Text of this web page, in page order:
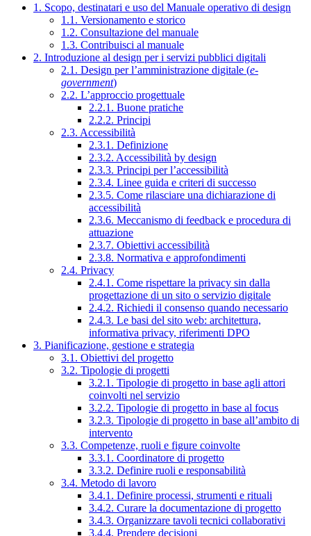
1. Scopo, destinatari e uso del Manuale operativo di design
1.1. Versionamento e storico
1.2. Consultazione del manuale
1.3. Contribuisci al manuale
2. Introduzione al design per i servizi pubblici digitali
2.1. Design per l’amministrazione digitale (e-
government)
2.2. L’approccio progettuale
2.2.1. Buone pratiche
2.2.2. Principi
2.3. Accessibilità
2.3.1. Definizione
2.3.2. Accessibilità by design
2.3.3. Principi per l’accessibilità
2.3.4. Linee guida e criteri di successo
2.3.5. Come rilasciare una dichiarazione di
accessibilità
2.3.6. Meccanismo di feedback e procedura di
attuazione
2.3.7. Obiettivi accessibilità
2.3.8. Normativa e approfondimenti
2.4. Privacy
2.4.1. Come rispettare la privacy sin dalla
progettazione di un sito o servizio digitale
2.4.2. Richiedi il consenso quando necessario
2.4.3. Le basi del sito web: architettura,
informativa privacy, riferimenti DPO
3. Pianificazione, gestione e strategia
3.1. Obiettivi del progetto
3.2. Tipologie di progetti
3.2.1. Tipologie di progetto in base agli attori
coinvolti nel servizio
3.2.2. Tipologie di progetto in base al focus
3.2.3. Tipologie di progetto in base all’ambito di
intervento
3.3. Competenze, ruoli e figure coinvolte
3.3.1. Coordinatore di progetto
3.3.2. Definire ruoli e responsabilità
3.4. Metodo di lavoro
3.4.1. Definire processi, strumenti e rituali
3.4.2. Curare la documentazione di progetto
3.4.3. Organizzare tavoli tecnici collaborativi
3.4.4. Prendere decisioni